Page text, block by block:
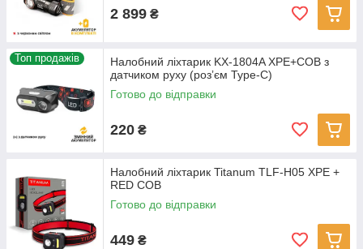
2 899 ₴
Топ продажів
Налобний ліхтарик KX-1804A XPE+COB з
датчиком руху (розʼєм Type-C)
Готово до відправки
220 ₴
Налобний ліхтарик Titanum TLF-H05 XPE +
RED COB
Готово до відправки
449 ₴